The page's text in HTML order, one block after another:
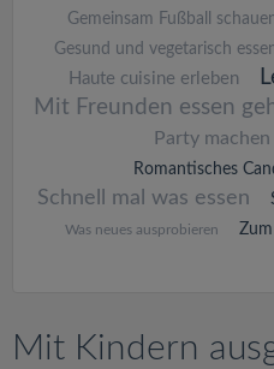
Gemeinsam Fußball
Gesund und vegetarisch
Haute cuisine erleben
Mit Freunden essen
Party
Romantisches
Schnell mal was essen
Was neues ausprobieren
Mit Kindern